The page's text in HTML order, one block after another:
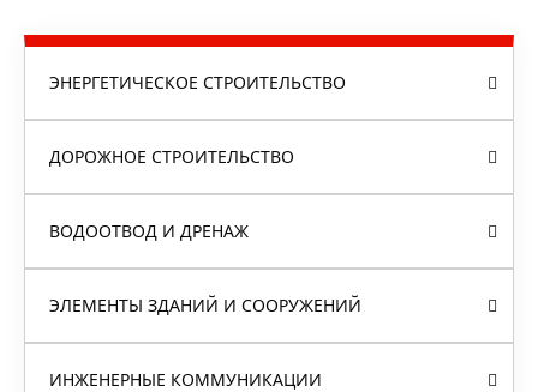
ЭНЕРГЕТИЧЕСКОЕ СТРОИТЕЛЬСТВО
ДОРОЖНОЕ СТРОИТЕЛЬСТВО
ВОДООТВОД И ДРЕНАЖ
ЭЛЕМЕНТЫ ЗДАНИЙ И СООРУЖЕНИЙ
ИНЖЕНЕРНЫЕ КОММУНИКАЦИИ